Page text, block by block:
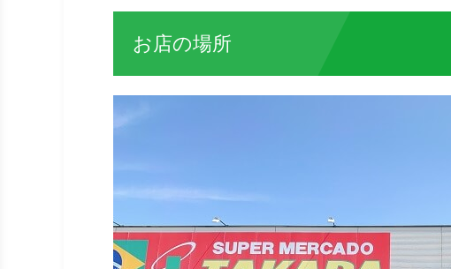
お店の場所